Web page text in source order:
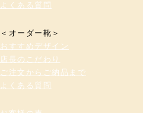
よくある質問
＜オーダー靴＞
おすすめデザイン
店長のこだわり
ご注文からご納品まで
よくある質問